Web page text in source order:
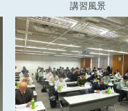
講習風景